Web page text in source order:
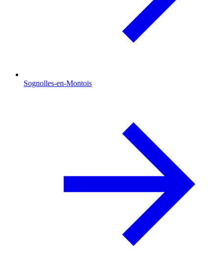
Sognolles-en-Montois